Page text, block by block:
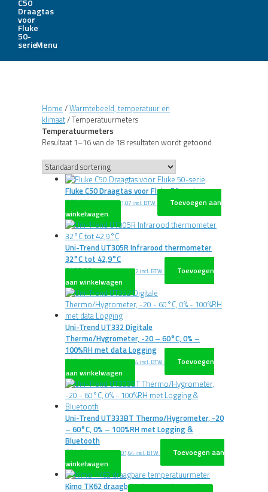
Menu
Home /Warmtebeeld, temperatuur en
klimaat/ Temperatuurmeters
Temperatuurmeters
Resultaat 1–16 van de 18 resultaten wordt getoond
Fluke C50 Draagtas voor Fluke 50-serie
€67,00 excl. BTW€81,07 incl. BTW
Toevoegen aan
winkelwagen
Uni-Trend UT305R Infrarood thermometer
32°C tot 42,9°C
€132,00 excl. BTW€159,72 incl. BTW
Toevoegen
aan winkelwagen
Uni-Trend UT332 Digitale
Thermo/Hygrometer, -20 – 60°C, 0% –
100%RH met data Logging
€174,00 excl. BTW€210,54 incl. BTW
Toevoegen
aan winkelwagen
Uni-Trend UT333BT Thermo/Hygrometer, -20
– 60°C, 0% – 100%RH met Logging &
Bluetooth
€84,00 excl. BTW€101,64 incl. BTW
Toevoegen aan
winkelwagen
Kimo TK62 draagbare temperatuurmeter